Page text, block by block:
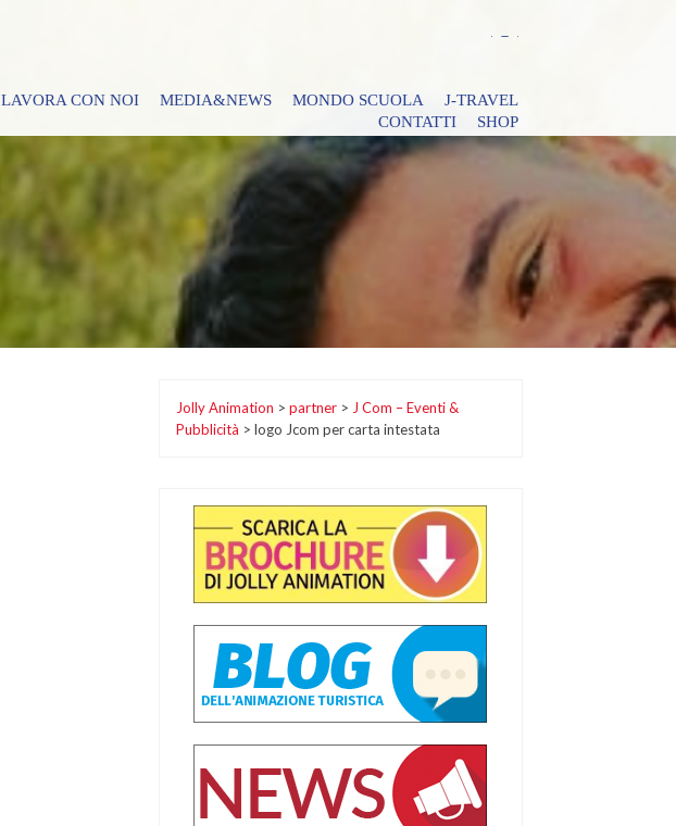
LAVORA CON NOI MEDIA&NEWS MONDO SCUOLA
J-TRAVEL
CONTATTI
SHOP
Jolly Animation > partner> J Com – Eventi &
Pubblicità > logo Jcom per carta intestata